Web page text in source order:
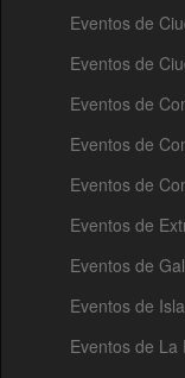
Eventos de
Eventos de
Eventos de
Eventos de
Eventos de
Eventos de
Eventos de
Eventos de
Eventos de La